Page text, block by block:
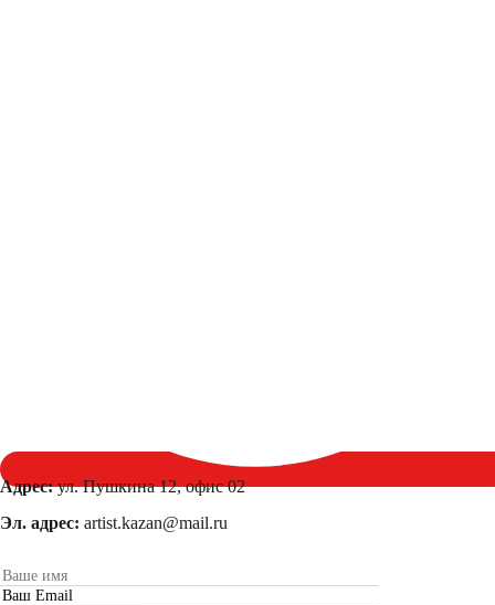
Адрес:ул. Пушкина 12, офис 02
Эл. адрес: artist.kazan@mail.ru